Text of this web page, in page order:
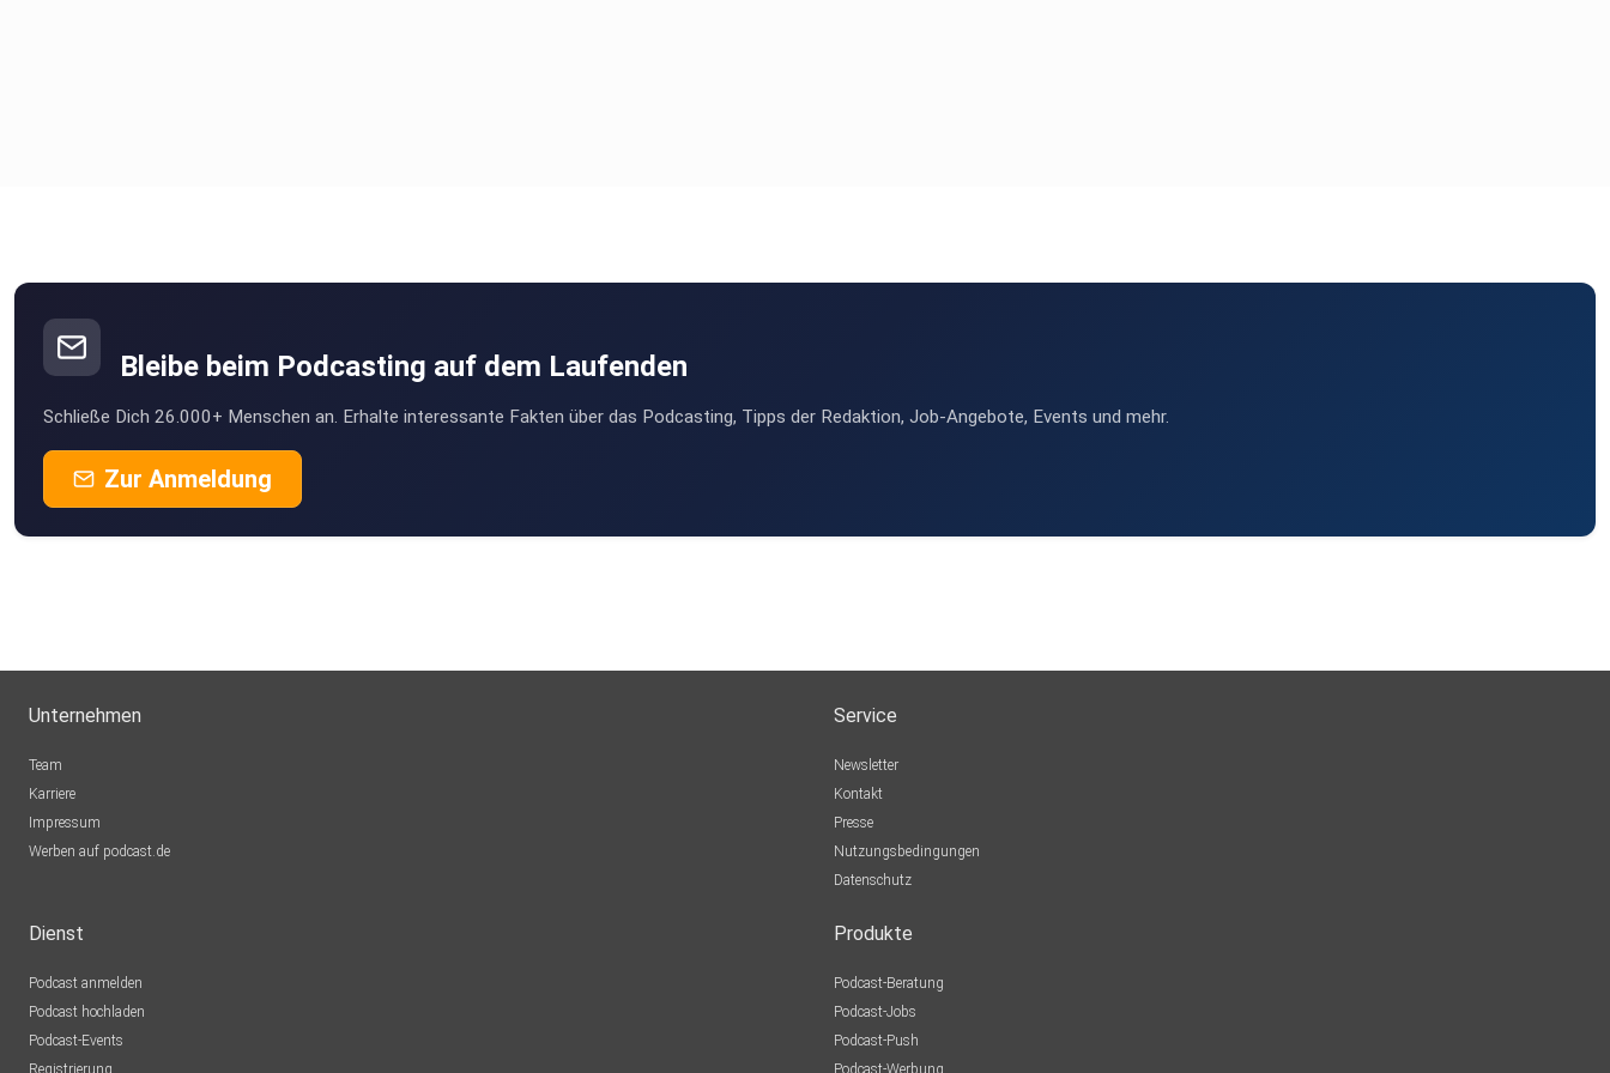
Bleibe beim Podcasting auf dem Laufenden
Schließe Dich 26.000+ Menschen an. Erhalte interessante Fakten über das Podcasting, Tipps der Redaktion, Job-Angebote, Events und mehr.
Zur Anmeldung
Unternehmen
Team
Karriere
Impressum
Werben auf podcast.de
Service
Newsletter
Kontakt
Presse
Nutzungsbedingungen
Datenschutz
Dienst
Podcast anmelden
Podcast hochladen
Podcast-Events
Registrierung
Produkte
Podcast-Beratung
Podcast-Jobs
Podcast-Push
Podcast-Werbung